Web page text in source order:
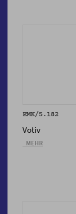
EMK/5.182
Votiv
_MEHR